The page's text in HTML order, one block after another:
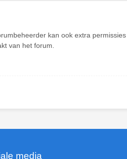
kan ook extra
van het forum.
media